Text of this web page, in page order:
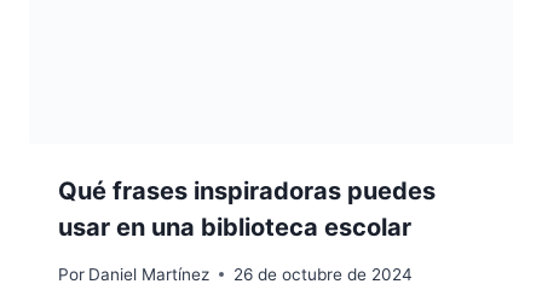
Qué frases inspiradoras puedes
usar en una biblioteca escolar
Por Daniel Martínez 26 de octubre de 2024